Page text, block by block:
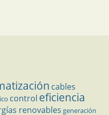
cables
control eficiencia
renovables generación